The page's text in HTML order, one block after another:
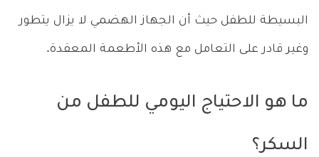
البسيطة للطفل حيث أن الجهاز الهضمي لا يزال يتطور
وغير قادر على التعامل مع هذه الأطعمة المعقدة.
ما هو الاحتياج اليومي للطفل من
السكر؟